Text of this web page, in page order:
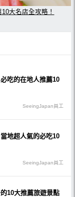
大名店全攻略！
吃的在地人推薦10
SeeingJapan員工
地超人氣的必吃10
SeeingJapan員工
10大推薦旅遊景點